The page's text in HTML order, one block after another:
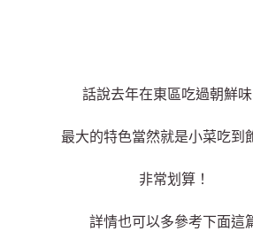
話說去年在東區吃過朝鮮味
最大的特色當然就是小菜吃到
非常划算！
詳情也可以多參考下面這